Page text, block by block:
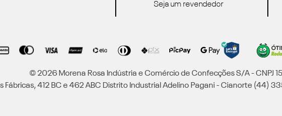
Seja um revendedor
© 2026 Morena Rosa Indústria e Comércio de Confecções S/A - CNPJ
Fábricas, 412 BC e 462 ABC Distrito Industrial Adelino Pagani - Cianorte (44)